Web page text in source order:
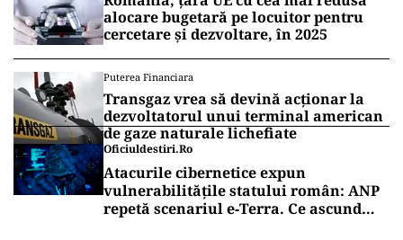
alocare bugetară pe locuitor pentru
cercetare și dezvoltare, în 2025
Puterea Financiara
Transgaz vrea să devină acționar la
dezvoltatorul unui terminal american
de gaze naturale lichefiate
Oficiuldestiri.ro
Atacurile cibernetice expun
vulnerabilitățile statului român: ANP
repetă scenariul e‑Terra. Ce ascund